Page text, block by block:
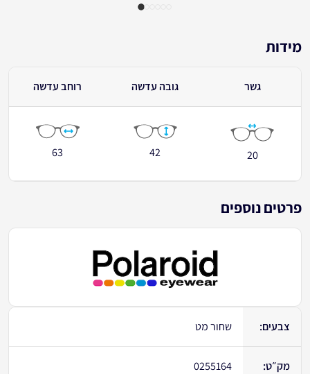
מידות
גשר גובה עדשה רוחב עדשה
20
42
63
פרטים נוספים
צבעים: שחור מט
מק״ט: 0255164